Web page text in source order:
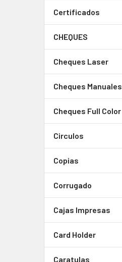
Certificados
CHEQUES
Cheques Laser
Cheques Manuales
Cheques Full Color
Circulos
Copias
Corrugado
Cajas Impresas
Card Holder
Caratulas